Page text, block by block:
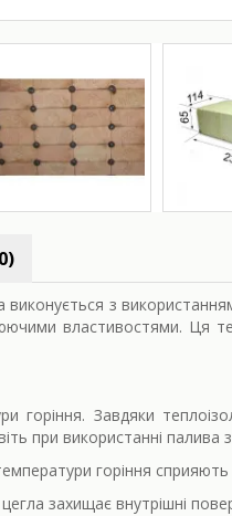
з
властивостями. Ця
горіння. Завдяки
при використанні
горіння
захищає внутрішні